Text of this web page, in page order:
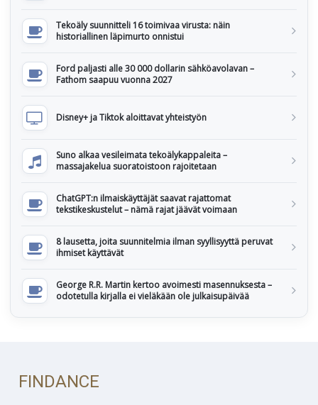
Tekoäly suunnitteli 16 toimivaa virusta: näin
historiallinen läpimurto onnistui
Ford paljasti alle 30 000 dollarin sähköavolavan –
Fathom saapuu vuonna 2027
Disney+ ja Tiktok aloittavat yhteistyön
Suno alkaa vesileimata tekoälykappaleita –
massajakelua suoratoistoon rajoitetaan
ChatGPT:n ilmaiskäyttäjät saavat rajattomat
tekstikeskustelut – nämä rajat jäävät voimaan
8 lausetta, joita suunnitelmia ilman syyllisyyttä peruvat
ihmiset käyttävät
George R.R. Martin kertoo avoimesti masennuksesta –
odotetulla kirjalla ei vieläkään ole julkaisupäivää
FINDANCE